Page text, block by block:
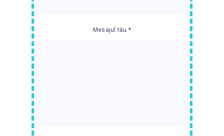
Mesajul tău *